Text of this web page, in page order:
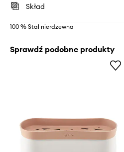
Skład
100 % Stal nierdzewna
Sprawdź podobne produkty